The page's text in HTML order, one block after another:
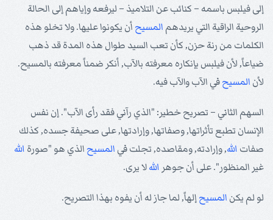
إلى فيلبس باسمه – كنائب عن التلاميذ – ليرفعه وإياهم إلى الحالة
الروحية الراقية التي يريدهم المسيح أن يكونوا عليها. ولا تخلو هذه
الكلمات من رنة حزن, كأن تعب السيد طوال هذه المدة قد ذهب
ضياعاً, لأن فيلبس بإنكاره معرفته بالآب, أنكر ضمناً معرفته بالمسيح.
لأن المسيحفي الآب والآب فيه.
السهم الثاني – تصريح خطير: "الذي رآني فقد رأى الآب". إن نفس
الإنسان تطبع تأثراتها, وصفاتها, وإرادتها, على صحيفة جسده, كذلك
صفات الله, وإرادته, ومقاصده, تجلت في المسيح الذي هو "صورة الله
غير المنظور". على أن جوهر اللهلا يرى.
لو لم يكن المسيحإلهاً, لما جاز له أن يفوه بهذا التصريح.